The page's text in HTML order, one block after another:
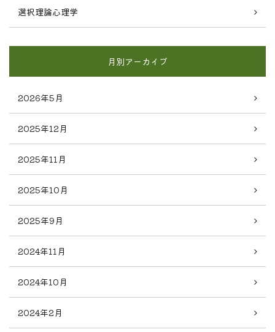
選択理論心理学
月別アーカイブ
2026年5月
2025年12月
2025年11月
2025年10月
2025年9月
2024年11月
2024年10月
2024年2月